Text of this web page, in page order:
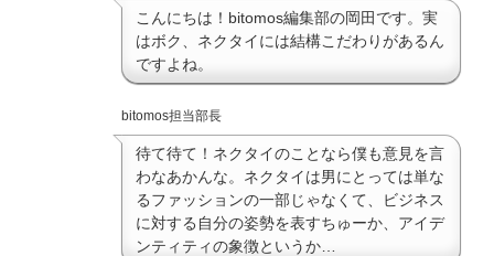
こんにちは！bitomos編集部の岡田です。実
はボク、ネクタイには結構こだわりがあるん
ですよね。
bitomos担当部長
待て待て！ネクタイのことなら僕も意見を言
わなあかんな。ネクタイは男にとっては単な
るファッションの一部じゃなくて、ビジネス
に対する自分の姿勢を表すちゅーか、アイデ
ンティティの象徴というか…